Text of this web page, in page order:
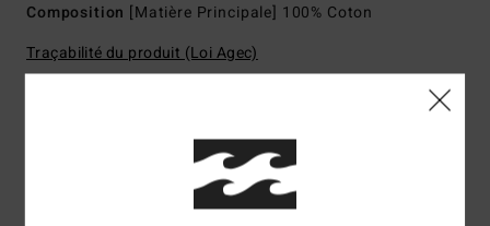
Composition [Matière Principale] 100% Coton
Traçabilité du produit (Loi Agec)
Livraison & Retours